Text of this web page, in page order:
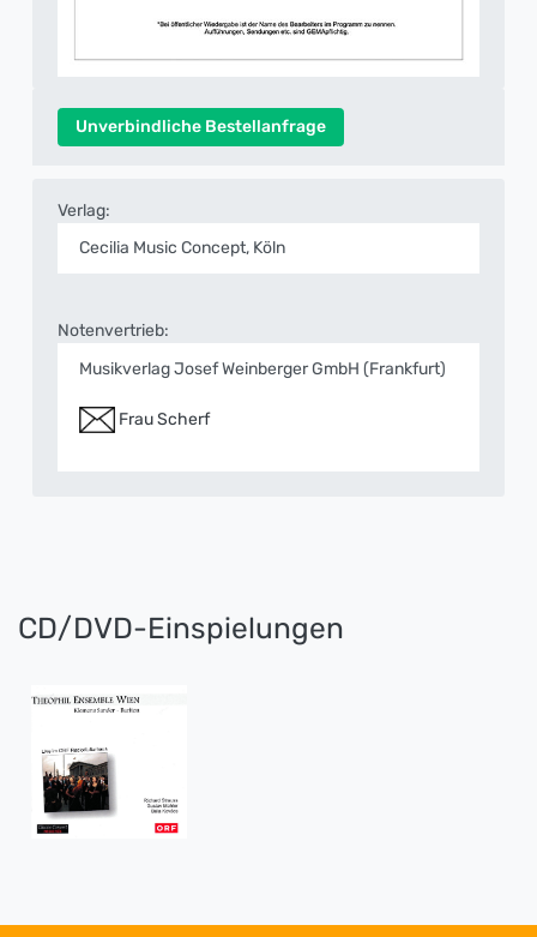
Unverbindliche Bestellanfrage
Verlag:
Cecilia Music Concept, Köln
Notenvertrieb:
Musikverlag Josef Weinberger GmbH (Frankfurt)
Frau Scherf
CD/DVD-Einspielungen